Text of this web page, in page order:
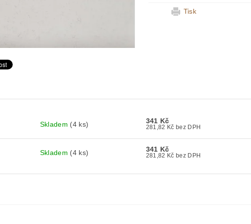
Tisk
Skladem (4 ks) 341 Kč
281,82 Kč bez DPH
Skladem (4 ks) 341 Kč
281,82 Kč bez DPH